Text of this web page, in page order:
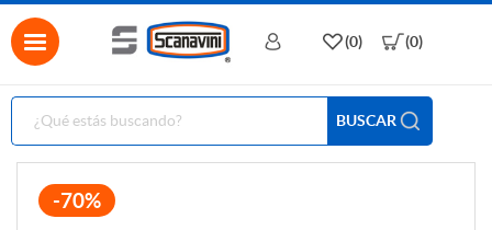
BUSCAR
(0) (0)
-70%